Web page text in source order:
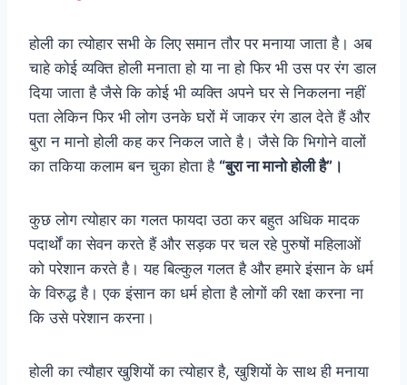
होली का त्योहार सभी के लिए समान तौर पर मनाया जाता है। अब
चाहे कोई व्यक्ति होली मनाता हो या ना हो फिर भी उस पर रंग डाल
दिया जाता है जैसे कि कोई भी व्यक्ति अपने घर से निकलना नहीं
पता लेकिन फिर भी लोग उनके घरों में जाकर रंग डाल देते हैं और
बुरा न मानो होली कह कर निकल जाते है। जैसे कि भिगोने वालों
का तकिया कलाम बन चुका होता है “बुरा ना मानो होली है”।
कुछ लोग त्योहार का गलत फायदा उठा कर बहुत अधिक मादक
पदार्थों का सेवन करते हैं और सड़क पर चल रहे पुरुषों महिलाओं
को परेशान करते है। यह बिल्कुल गलत है और हमारे इंसान के धर्म
के विरुद्ध है। एक इंसान का धर्म होता है लोगों की रक्षा करना ना
कि उसे परेशान करना।
होली का त्यौहार खुशियों का त्योहार है, खुशियों के साथ ही मनाया